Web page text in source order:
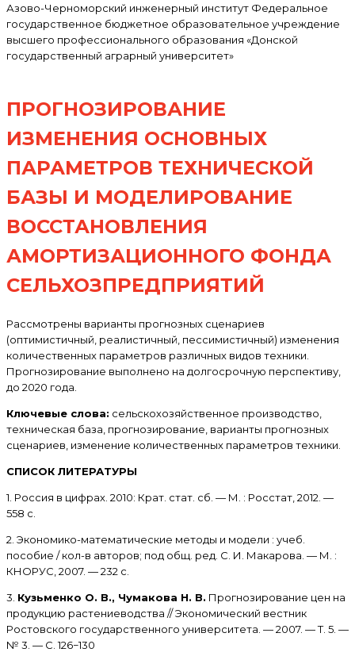
Азово-Черноморский инженерный институт Федеральное
государственное бюджетное образовательное учреждение
высшего профессионального образования «Донской
государственный аграрный университет»
ПРОГНОЗИРОВАНИЕ
ИЗМЕНЕНИЯ ОСНОВНЫХ
ПАРАМЕТРОВ ТЕХНИЧЕСКОЙ
БАЗЫ И МОДЕЛИРОВАНИЕ
ВОССТАНОВЛЕНИЯ
АМОРТИЗАЦИОННОГО ФОНДА
СЕЛЬХОЗПРЕДПРИЯТИЙ
Рассмотрены варианты прогнозных сценариев
(оптимистичный, реалистичный, пессимистичный) изменения
количественных параметров различных видов техники.
Прогнозирование выполнено на долгосрочную перспективу,
до 2020 года.
Ключевые слова: сельскохозяйственное производство,
техническая база, прогнозирование, варианты прогнозных
сценариев, изменение количественных параметров техники.
СПИСОК ЛИТЕРАТУРЫ
1. Россия в цифрах. 2010: Крат. стат. сб. — М. : Росстат, 2012. —
558 с.
2. Экономико-математические методы и модели : учеб.
пособие / кол-в авторов; под общ. ред. С. И. Макарова. — М. :
КНОРУС, 2007. — 232 с.
3. Кузьменко О. В., Чумакова Н. В. Прогнозирование цен на
продукцию растениеводства // Экономический вестник
Ростовского государственного университета. — 2007. — Т. 5. —
№ 3. — С. 126−130